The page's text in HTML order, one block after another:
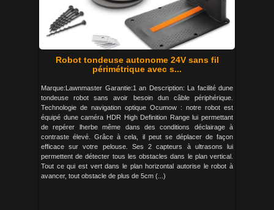
Robot tondeuse autonome 24V sans fil
périmétrique avec s...
Marque:Lawnmaster Garantie:1 an Description: La facilité dune
tondeuse robot sans avoir besoin dun câble périphérique.
Technologie de navigation optique Ocumow : notre robot est
équipé dune caméra HDR High Definition Range lui permettant
de repérer lherbe même dans des conditions déclairage à
contraste élevé. Grâce à cela, il peut se déplacer de façon
efficace sur votre pelouse. Ses 2 capteurs à ultrasons lui
permettent de détecter tous les obstacles dans le plan vertical.
Tout ce qui est vert dans le plan horizontal autorise le robot à
avancer, tout obstacle de plus de 5cm (...)